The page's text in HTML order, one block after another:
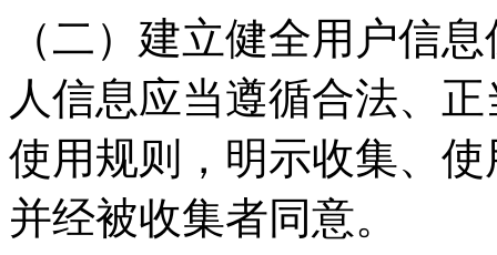
（二）建立健全用户信
人信息应当遵循合法、
使用规则，明示收集、
并经被收集者同意。